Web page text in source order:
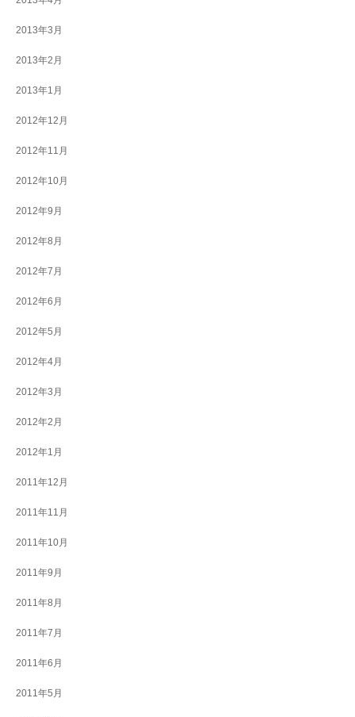
2013年3月
2013年2月
2013年1月
2012年12月
2012年11月
2012年10月
2012年9月
2012年8月
2012年7月
2012年6月
2012年5月
2012年4月
2012年3月
2012年2月
2012年1月
2011年12月
2011年11月
2011年10月
2011年9月
2011年8月
2011年7月
2011年6月
2011年5月